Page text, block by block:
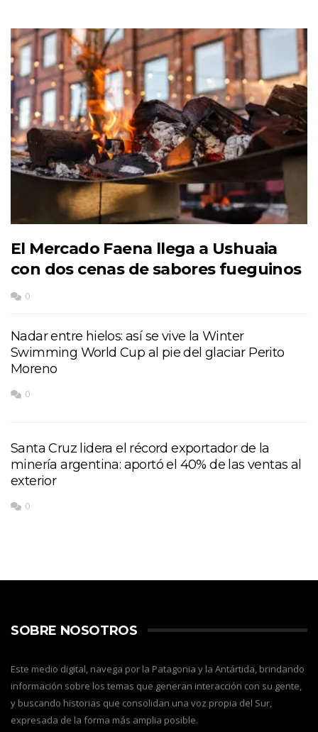
El Mercado Faena llega a Ushuaia
con dos cenas de sabores fueguinos
0
Nadar entre hielos: así se vive la Winter
Swimming World Cup al pie del glaciar Perito
Moreno
0
Santa Cruz lidera el récord exportador de la
minería argentina: aportó el 40% de las ventas al
exterior
0
SOBRE NOSOTROS
Este medio digital, navega por la Patagonia y la Antártida, brindando
información sobre los temas que generan interacción con su gente,
y buscando historias que consolidan una voz propia del Sur,
expresada de la forma más amplia posible.